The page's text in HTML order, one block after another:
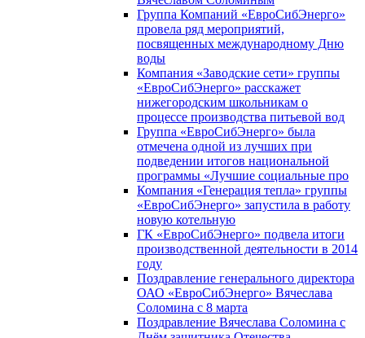
Группа Компаний «ЕвроСибЭнерго»
провела ряд мероприятий,
посвященных международному Дню
воды
Компания «Заводские сети» группы
«ЕвроСибЭнерго» расскажет
нижегородским школьникам о
процессе производства питьевой вод
Группа «ЕвроСибЭнерго» была
отмечена одной из лучших при
подведении итогов национальной
программы «Лучшие социальные про
Компания «Генерация тепла» группы
«ЕвроСибЭнерго» запустила в работу
новую котельную
ГК «ЕвроСибЭнерго» подвела итоги
производственной деятельности в 2014
году
Поздравление генерального директора
ОАО «ЕвроСибЭнерго» Вячеслава
Соломина с 8 марта
Поздравление Вячеслава Соломина с